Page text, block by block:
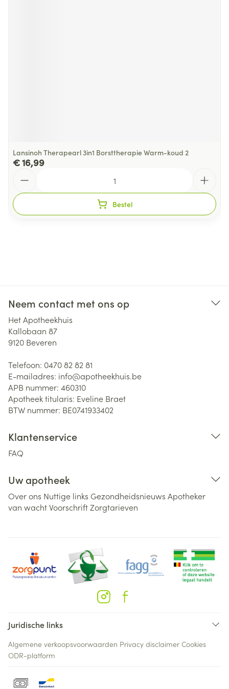
Lansinoh Therapearl 3in1 Borsttherapie Warm-koud 2
€ 16,99
Bestel
Neem contact met ons op
Het Apotheekhuis
Kallobaan 87
9120 Beveren
Telefoon: 0470 82 82 81
E-mailadres: info@apotheekhuis.be
APB nummer: 460310
Apotheek titularis: Eveline Braet
BTW nummer: BE0741933402
Klantenservice
FAQ
Uw apotheek
Over ons Nuttige links Gezondheidsnieuws Apotheker
van wachtVoorschriftZorgtarieven
Juridische links
Algemene verkoopsvoorwaarden Privacy disclaimer Cookies
ODR-platform